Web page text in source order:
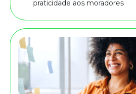
praticidade aos moradores